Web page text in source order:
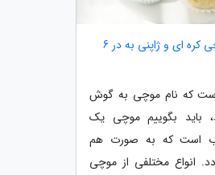
2 طرز تهیه موچی کره ای و ژاپنی به در 6
است که نام موچی به گوش
باید بگوییم موچی یک
است که به صورت هم
انواع مختلفی از موچی